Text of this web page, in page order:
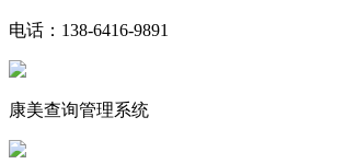
电话：138-6416-9891
康美查询管理系统